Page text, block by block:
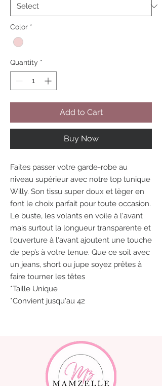
Color *
Quantity *
Add to Cart
Buy Now
Faites passer votre garde-robe au
niveau supérieur avec notre top tunique
Willy. Son tissu super doux et lèger en
font le choix parfait pour toute occasion.
Le buste, les volants en voile à l'avant
mais surtout la longueur transparente et
l'ouverture à l'avant ajoutent une touche
de pep’s à votre tenue. Que ce soit avec
un jeans, short ou jupe soyez prêtes à
faire tourner les têtes
*Taille Unique
*Convient jusqu'au 42